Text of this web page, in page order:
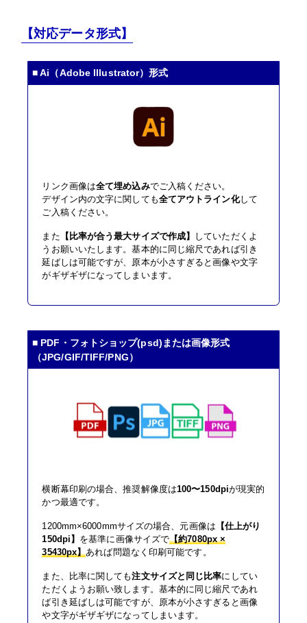
【対応データ形式】
■ Ai（Adobe Illustrator）形式
リンク画像は全て埋め込みでご入稿ください。
デザイン内の文字に関しても全てアウトライン化して
ご入稿ください。
また 【比率が合う最大サイズで作成】
していただくよ
うお願いいたします。基本的に同じ縮尺であれば引き
延ばしは可能ですが、原本が小さすぎると画像や文字
がギザギザになってしまいます。
■ PDF・フォトショップ(psd)または画像形式
（JPG/GIF/TIFF/PNG）
横断幕印刷の場合、推奨解像度は100〜150dpiが現実的
かつ最適です。
1200mm×6000mmサイズの場合、元画像は 【仕上がり
150dpi】 を基準に画像サイズで【約7080px ×
35430px】あれば問題なく印刷可能です。
また、比率に関しても注文サイズと同じ比率にしてい
ただくようお願い致します。基本的に同じ縮尺であれ
ば引き延ばしは可能ですが、原本が小さすぎると画像
や文字がギザギザになってしまいます。